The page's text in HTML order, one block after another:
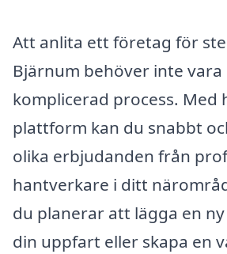
Att anlita ett företag för
Bjärnum behöver inte vara
komplicerad process. Med
plattform kan du snabbt
olika erbjudanden från
hantverkare i ditt
du planerar att lägga en
din uppfart eller skapa en